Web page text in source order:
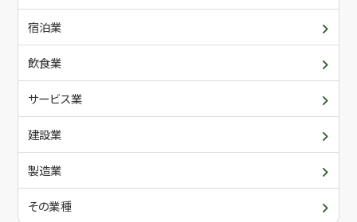
共済
入会について
青年部・女性部
委員会・各支部の活動
関係団体
各種書類ダウンロード
入会について
メールでお問合せ
宿泊業
飲食業
サービス業
建設業
製造業
その業種